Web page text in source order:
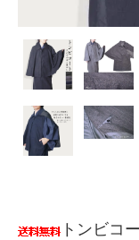
トンビコ